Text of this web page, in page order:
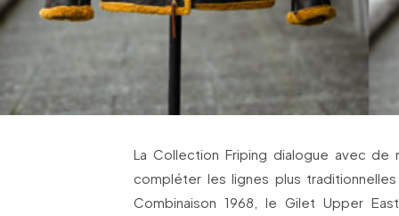
La Collection Friping dialogue avec de
compléter les lignes plus
Combinaison 1968, le Gilet Upper